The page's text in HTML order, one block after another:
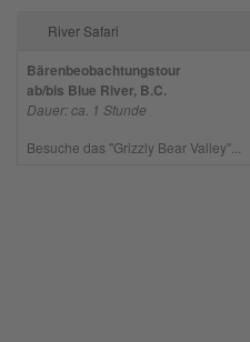
River Safari
Bärenbeobachtungstour
ab/bis Blue River, B.C.
Dauer: ca. 1 Stunde
Besuche das "Grizzly Bear Valley"...